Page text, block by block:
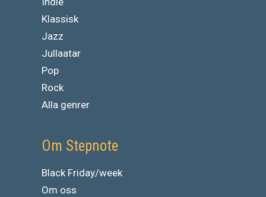
Klassisk
Jazz
Jullaatar
Pop
Rock
Alla genrer
Om Stepnote
Black Friday/week
Om oss